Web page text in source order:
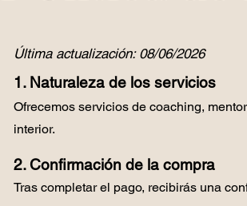
Última actualización: 08/06/2026
1. Naturaleza de los servicios
Ofrecemos servicios de coaching,
interior.
2. Confirmación de la compra
Tras completar el pago, recibirás una